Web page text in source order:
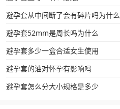
避孕套从中间断了会有碎片吗为什么
避孕套52mm是周长吗为什么
避孕套多少一盒合适女生使用
避孕套的油对怀孕有影响吗
避孕套怎么分大小规格是多少